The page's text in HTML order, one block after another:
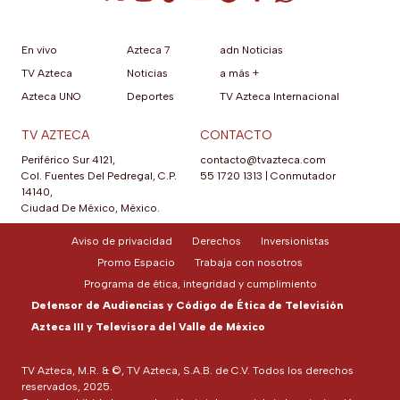
En vivo
TV Azteca
Azteca UNO
Azteca 7
Noticias
Deportes
adn Noticias
a más +
TV Azteca Internacional
TV AZTECA
Periférico Sur 4121,
Col. Fuentes Del Pedregal, C.P.
14140,
Ciudad De México, México.
CONTACTO
contacto@tvazteca.com
55 1720 1313 | Conmutador
TV Azteca, M.R. & ©, TV Azteca, S.A.B. de C.V. Todos los derechos
reservados, 2025.
Aviso de privacidad Derechos
Inversionistas
Promo Espacio
Trabaja con nosotros
Programa de ética, integridad y cumplimiento
Defensor de Audiencias y Código de Ética de Televisión
Azteca III y Televisora del Valle de México